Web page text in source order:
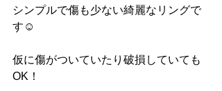
シンプルで傷も少ない綺麗なリングで
す☺
仮に傷がついていたり破損していても
OK！